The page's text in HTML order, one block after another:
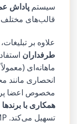
سیستمپاداش
قالب‌های
علاوه بر
طرفداران
انحصاری مانند
مخصوص اعضا
همکاری با برندها